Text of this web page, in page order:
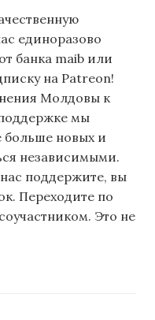
единоразово
банка maib или
на Patreon!
Молдовы к
мы
новых и
независимыми.
поддержите, вы
Переходите по
Это не